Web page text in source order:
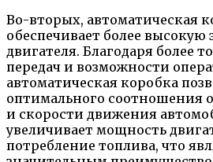
Во-вторых, автоматическая
обеспечивает более
двигателя. Благодаря более
передач и возможности
автоматическая коробка
оптимального соотношения
и скорости движения
увеличивает мощность
потребление топлива, что